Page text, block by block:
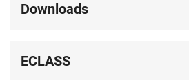
Downloads
ECLASS